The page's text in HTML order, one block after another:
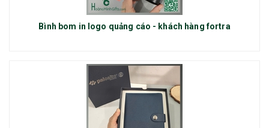
Bình bom in logo quảng cáo - khách hàng fortra